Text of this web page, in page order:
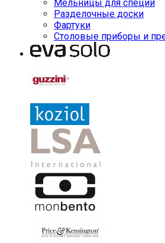
Мельницы для специй
Разделочные доски
Фартуки
Столовые приборы и